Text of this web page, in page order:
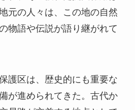
が進められてきた。古代か
易路が交差する地点として
合する場所でもあった。数
環境保護活動の拠点として